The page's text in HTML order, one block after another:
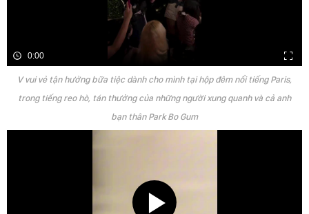
0:00
V vui vẻ tận hưởng bữa tiệc dành cho mình tại hộp đêm nổi tiếng Paris,
trong tiếng reo hò, tán thưởng của những người xung quanh và cả anh
bạn thân Park Bo Gum